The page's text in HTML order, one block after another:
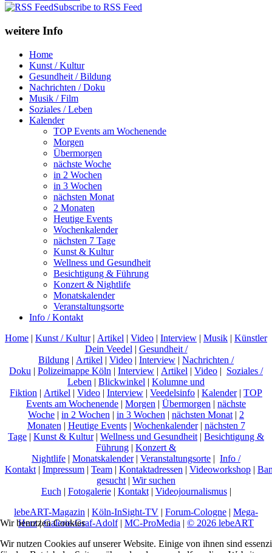
Subscribe to RSS Feed
weitere Info
Home
Kunst / Kultur
Gesundheit / Bildung
Nachrichten / Doku
Musik / Film
Soziales / Leben
Kalender
TOP Events am Wochenende
Morgen
Übermorgen
nächste Woche
in 2 Wochen
in 3 Wochen
nächsten Monat
2 Monaten
Heutige Events
Wochenkalender
nächsten 7 Tage
Kunst & Kultur
Wellness und Gesundheit
Besichtigung & Führung
Konzert & Nightlife
Monatskalender
Veranstaltungsorte
Info / Kontakt
Home | Kunst / Kultur| Artikel | Video | Interview | Musik | Künstler
Dein Veedel | Gesundheit /
Bildung | Artikel | Video | Interview | Nachrichten /
Doku | Polizeimappe Köln | Interview | Artikel | Video | Soziales /
Leben | Blickwinkel | Kolumne und
Fiktion | Artikel | Video | Interview | Veedelsinfo | Kalender| TOP
Events am Wochenende | Morgen | Übermorgen | nächste
Woche | in 2 Wochen | in 3 Wochen | nächsten Monat | 2
Monaten | Heutige Events| Wochenkalender| nächsten 7
Tage | Kunst & Kultur| Wellness und Gesundheit | Besichtigung &
Führung | Konzert &
Nightlife | Monatskalender| Veranstaltungsorte | Info /
Kontakt | Impressum | Team | Kontaktadressen | Videoworkshop |
gesucht | Wir suchen
Euch | Fotogalerie| Kontakt| Videojournalismus|
lebeART-Magazin | Köln-InSight-TV | Forum-Cologne | Mega-
Herz|Galerie-Graf-Adolf| MC-ProMedia | © 2026 lebeART
Wir benutzen Cookies
Wir nutzen Cookies auf unserer Website. Einige von ihnen sind